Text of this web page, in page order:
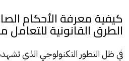
كيفية معرفة الأحكام
الطرق القانونية للتعامل
في ظل التطور التكنولوجي الذي